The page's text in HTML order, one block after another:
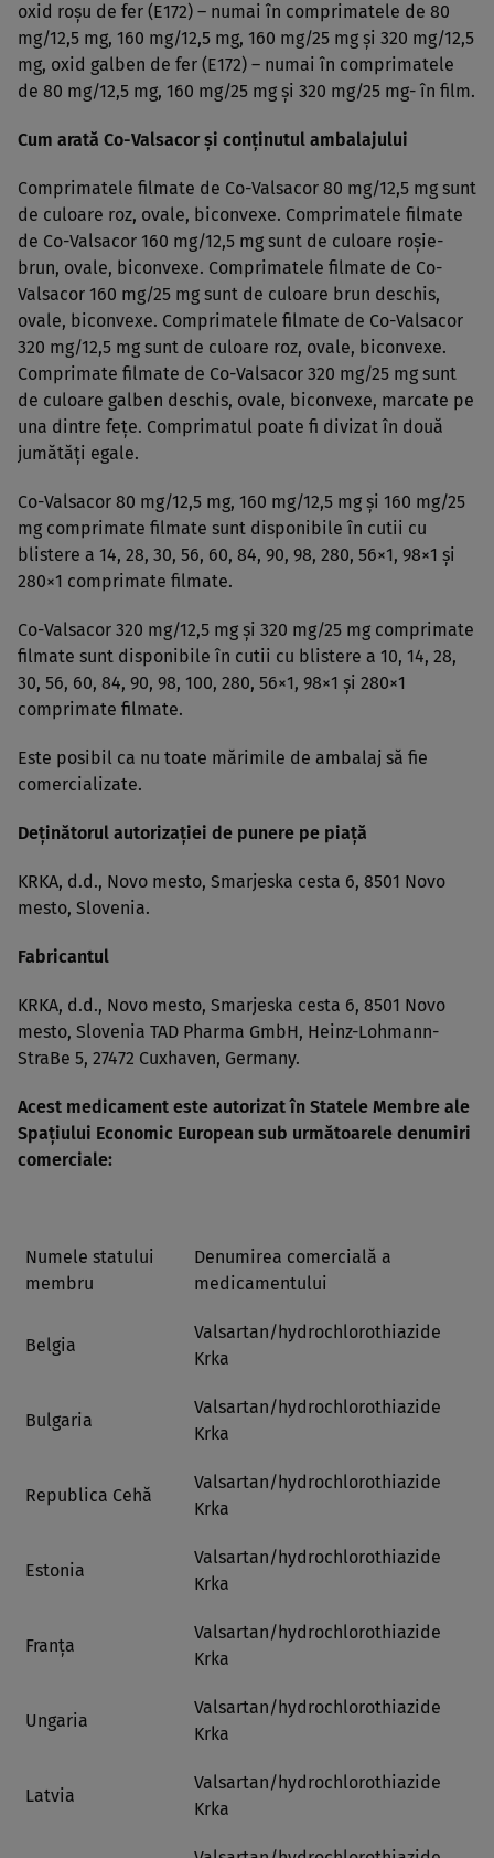
oxid roşu de fer (E172) – numai în comprimatele de 80
mg/12,5 mg, 160 mg/12,5 mg, 160 mg/25 mg şi 320 mg/12,5
mg, oxid galben de fer (E172) – numai în comprimatele
de 80 mg/12,5 mg, 160 mg/25 mg şi 320 mg/25 mg- în film.
Cum arată Co-Valsacor şi conţinutul ambalajului
Comprimatele filmate de Co-Valsacor 80 mg/12,5 mg sunt
de culoare roz, ovale, biconvexe. Comprimatele filmate
de Co-Valsacor 160 mg/12,5 mg sunt de culoare roşie-
brun, ovale, biconvexe. Comprimatele filmate de Co-
Valsacor 160 mg/25 mg sunt de culoare brun deschis,
ovale, biconvexe. Comprimatele filmate de Co-Valsacor
320 mg/12,5 mg sunt de culoare roz, ovale, biconvexe.
Comprimate filmate de Co-Valsacor 320 mg/25 mg sunt
de culoare galben deschis, ovale, biconvexe, marcate pe
una dintre feţe. Comprimatul poate fi divizat în două
jumătăţi egale.
Co-Valsacor 80 mg/12,5 mg, 160 mg/12,5 mg şi 160 mg/25
mg comprimate filmate sunt disponibile în cutii cu
blistere a 14, 28, 30, 56, 60, 84, 90, 98, 280, 56×1, 98×1 şi
280×1 comprimate filmate.
Co-Valsacor 320 mg/12,5 mg şi 320 mg/25 mg comprimate
filmate sunt disponibile în cutii cu blistere a 10, 14, 28,
30, 56, 60, 84, 90, 98, 100, 280, 56×1, 98×1 şi 280×1
comprimate filmate.
Este posibil ca nu toate mărimile de ambalaj să fie
comercializate.
Deţinătorul autorizaţiei de punere pe piaţă
KRKA, d.d., Novo mesto, Smarjeska cesta 6, 8501 Novo
mesto, Slovenia.
Fabricantul
KRKA, d.d., Novo mesto, Smarjeska cesta 6, 8501 Novo
mesto, Slovenia TAD Pharma GmbH, Heinz-Lohmann-
StraBe 5, 27472 Cuxhaven, Germany.
Acest medicament este autorizat în Statele Membre ale
Spaţiului Economic European sub următoarele denumiri
comerciale:
Numele statului
membru
Denumirea comercială a
medicamentului
Belgia
Valsartan/hydrochlorothiazide
Krka
Bulgaria
Valsartan/hydrochlorothiazide
Krka
Republica Cehă
Valsartan/hydrochlorothiazide
Krka
Estonia
Valsartan/hydrochlorothiazide
Krka
Franţa
Valsartan/hydrochlorothiazide
Krka
Ungaria
Valsartan/hydrochlorothiazide
Krka
Latvia
Valsartan/hydrochlorothiazide
Krka